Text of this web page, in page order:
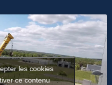
les cookies
ce contenu